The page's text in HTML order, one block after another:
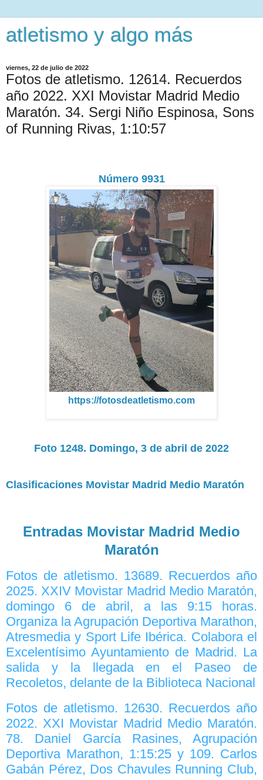
atletismo y algo más
viernes, 22 de julio de 2022
Fotos de atletismo. 12614. Recuerdos
año 2022. XXI Movistar Madrid Medio
Maratón. 34. Sergi Niño Espinosa, Sons
of Running Rivas, 1:10:57
Número 9931
https://fotosdeatletismo.com
Foto 1248. Domingo, 3 de abril de 2022
Clasificaciones Movistar Madrid Medio Maratón
Entradas Movistar Madrid Medio
Maratón
Fotos de atletismo. 13689. Recuerdos año
2025. XXIV Movistar Madrid Medio Maratón,
domingo 6 de abril, a las 9:15 horas.
Organiza la Agrupación Deportiva Marathon,
Atresmedia y Sport Life Ibérica. Colabora el
Excelentísimo Ayuntamiento de Madrid. La
salida y la llegada en el Paseo de
Recoletos, delante de la Biblioteca Nacional
Fotos de atletismo. 12630. Recuerdos año
2022. XXI Movistar Madrid Medio Maratón.
78. Daniel García Rasines, Agrupación
Deportiva Marathon, 1:15:25 y 109. Carlos
Gabán Pérez, Dos Chavules Running Club,